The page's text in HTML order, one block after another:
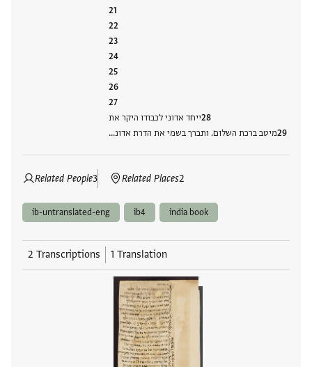
ייחד אדוני לכבודו היקר את
מיטב ברכת השלום. ותברך בשמי את הדרת אדונ…
Related People3 Related Places2
ib-untranslated-eng ib4 india book
2 Transcriptions 1 Translation